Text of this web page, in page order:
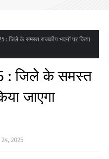
: जिले के समस्त राजकीय भवनों पर किया
: जिले के समस्त
जाएगा
24, 2025